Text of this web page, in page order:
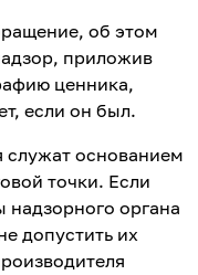
об этом
приложив
ценника,
если он был.
основанием
точки. Если
надзорного органа
допустить их